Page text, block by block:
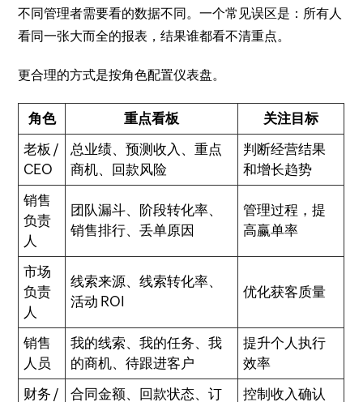
不同管理者需要看的数据不同。一个常见误区是：所有人
看同一张大而全的报表，结果谁都看不清重点。
更合理的方式是按角色配置仪表盘。
角色 重点看板
关注目标
老板 /
CEO
总业绩、预测收入、重点
商机、回款风险
判断经营结果
和增长趋势
销售
负责
人
团队漏斗、阶段转化率、
销售排行、丢单原因
管理过程，提
高赢单率
市场
负责
人
线索来源、线索转化率、
活动 ROI
优化获客质量
销售
人员
我的线索、我的任务、我
的商机、待跟进客户
提升个人执行
效率
财务 /
合同金额、回款状态、订 控制收入确认